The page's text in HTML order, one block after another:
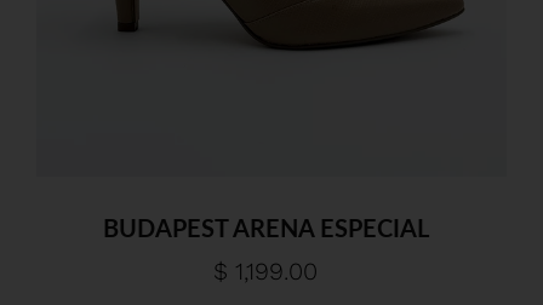
BUDAPEST ARENA ESPECIAL
$ 1,199.00